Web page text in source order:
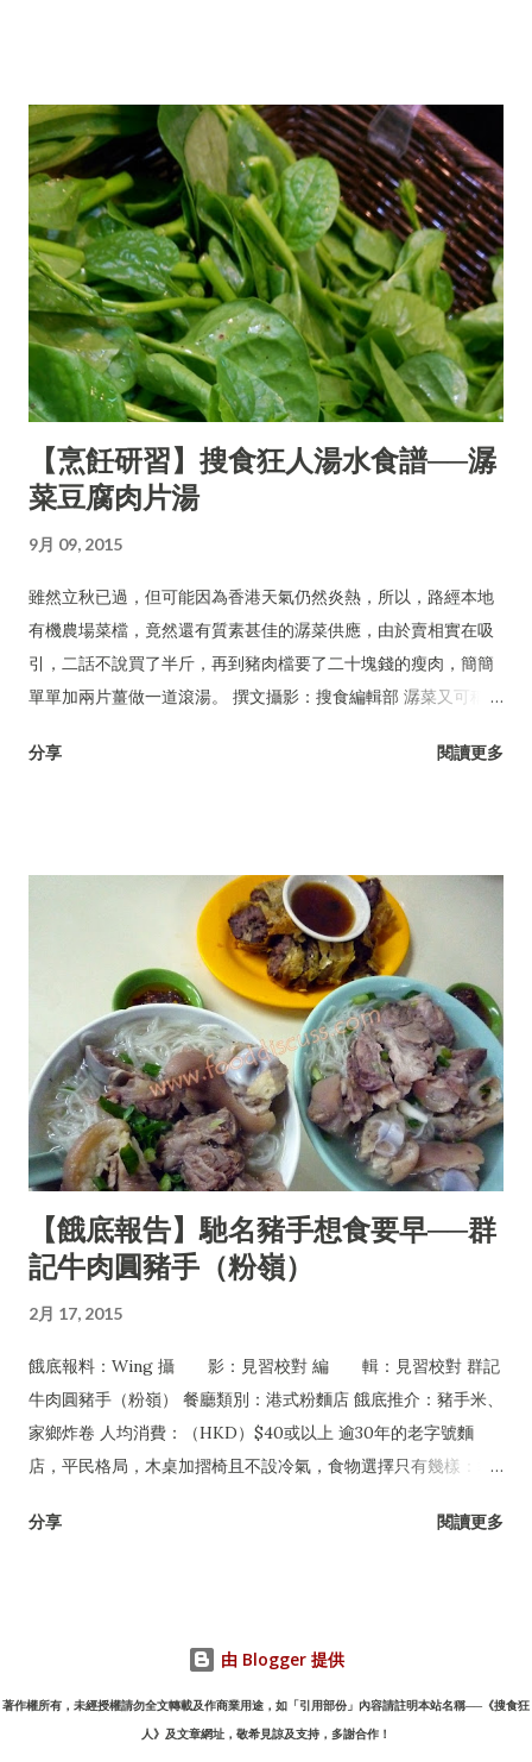
【烹飪研習】搜食狂人湯水食譜──潺
菜豆腐肉片湯
9月 09, 2015
雖然立秋已過，但可能因為香港天氣仍然炎熱，所以，路經本地
有機農場菜檔，竟然還有質素甚佳的潺菜供應，由於賣相實在吸
引，二話不說買了半斤，再到豬肉檔要了二十塊錢的瘦肉，簡簡
單單加兩片薑做一道滾湯。 撰文攝影：搜食編輯部 潺菜又可稱木
分享 閱讀更多
【餓底報告】馳名豬手想食要早──群
記牛肉圓豬手（粉嶺）
2月 17, 2015
餓底報料：Wing 攝 影：見習校對 編 輯：見習校對 群記
牛肉圓豬手（粉嶺） 餐廳類別：港式粉麵店 餓底推介：豬手米、
家鄉炸卷 人均消費：（HKD）$40或以上 逾30年的老字號麵
店，平民格局，木桌加摺椅且不設冷氣，食物選擇只有幾樣：豬
家鄉炸卷。但無論一年四季皆經常爆場，甚至吸引許多名人紅星
分享 閱讀更多
由 Blogger 提供
著作權所有，未經授權請勿全文轉載及作商業用途，如「引用部份」內容請註明本站名稱──《搜食狂
人》及文章網址，敬希見諒及支持，多謝合作！